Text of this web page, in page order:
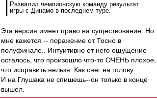
Развалил чемпионскую команду результат
игры с Динамо в последнем туре.
Эта версия имеет право на существование..Но
мне кажется -- поражение от Тосно в
полуфинале.. Интуитивно от него ощущение
осталось, что произошло что-то ОЧЕНЬ плохое,
что исправить нельзя. Как снег на голову..
И на Глушака не спишешь--он только в конце
вышел.